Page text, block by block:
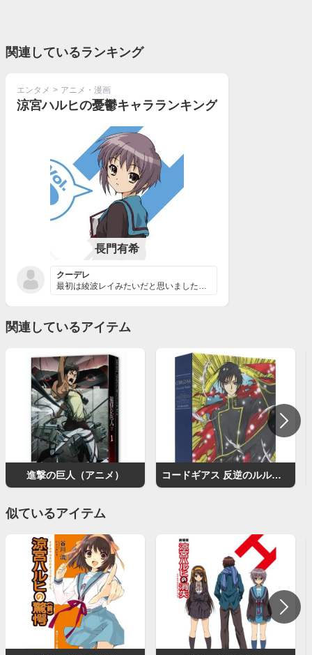
関連しているランキング
エンタメ > アニメ・漫画
涼宮ハルヒの憂鬱キャラランキング
長門有希
クーデレ
最初は綾波レイみたいだと思いましたが、読んでいくうちに...
関連しているアイテム
進撃の巨人（アニメ） コードギアス 反逆のルルーシュ（アニメ）
似ているアイテム